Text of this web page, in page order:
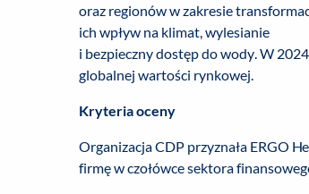
oraz regionów w zakresie
ich wpływ na klimat, wylesianie
i bezpieczny dostęp do wody. W
globalnej wartości rynkowej.
Kryteria oceny
Organizacja CDP przyznała ERGO
firmę w czołówce sektora